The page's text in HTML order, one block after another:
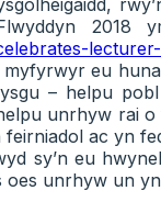
2018
eu
– helpu
unrhyw rai
feirniadol ac yn
sy’n eu
oes unrhyw un